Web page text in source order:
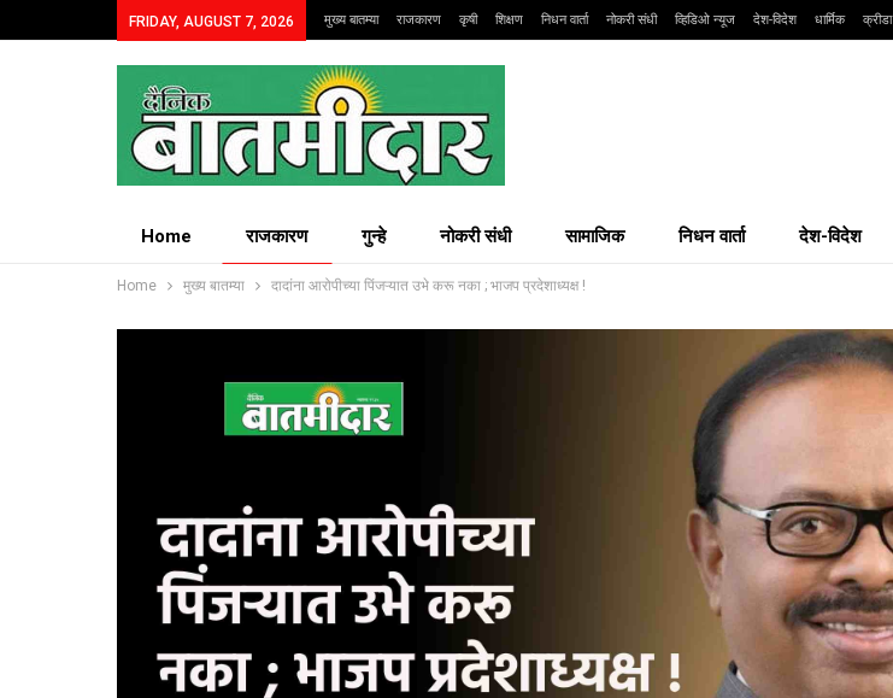
FRIDAY, AUGUST 7, 2026 मुख्य बातम्या राजकारण कृषी शिक्षण निधन वार्ता नोकरी संधी व्हिडिओ न्यूज देश-विदेश धार्मिक क्रीडा
Home राजकारण गुन्हे नोकरी संधी सामाजिक निधन वार्ता देश-विदेश
Home मुख्य बातम्या दादांना आरोपीच्या पिंजऱ्यात उभे करू नका ; भाजप प्रदेशाध्यक्ष !